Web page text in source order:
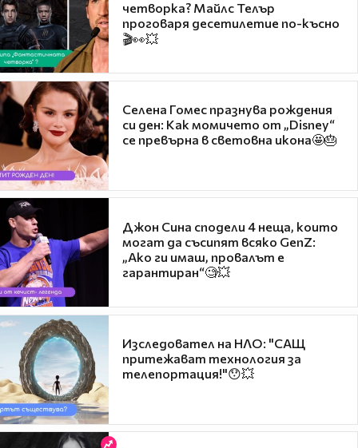
четворка? Майлс Телър
проговаря десетилетие по-късно
🎬👀💥
Селена Гомес празнува рождения
си ден: Как момичето от „Disney“
се превърна в световна икона🤩🎂
Джон Сина сподели 4 неща, които
могат да съсипят всяко GenZ:
„Ако ги имаш, провалът е
гарантиран“🧐💥
Изследовател на НЛО: "САЩ
притежават технология за
телепортация!"😯💥